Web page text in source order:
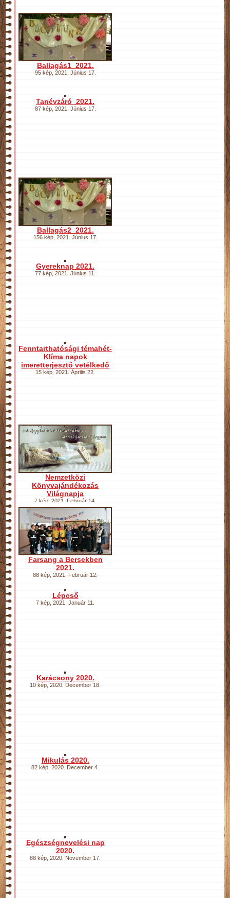
Ballagás1_2021.
95 kép, 2021. Június 17.
Tanévzáró_2021.
87 kép, 2021. Június 17.
Ballagás2_2021.
156 kép, 2021. Június 17.
Gyereknap 2021.
77 kép ,2021. Június 11.
Fenntarthatósági témahét-
Klíma napok
imeretterjesztő vetélkedő
15 kép ,2021. Április 22.
Nemzetközi
Könyvajándékozás
Világnapja
7 kép ,2021. Február 14.
Farsang a Bersekben
2021.
88 kép ,2021. Február 12.
Lépcső
7 kép ,2021. Január 11.
Karácsony 2020.
10 kép ,2020. December 18.
Mikulás 2020.
82 kép ,2020. December 4.
Egészségnevelési nap
2020.
88 kép ,2020. November 17.